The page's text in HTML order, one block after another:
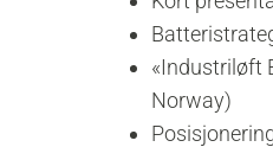
«Industriløft
Norway)